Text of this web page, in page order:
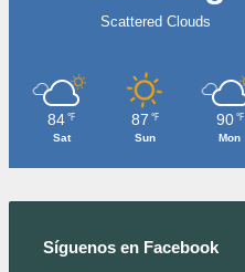
Scattered Clouds
84 ℉
Sat
87 ℉
Sun
90 ℉
Mon
Síguenos en Facebook